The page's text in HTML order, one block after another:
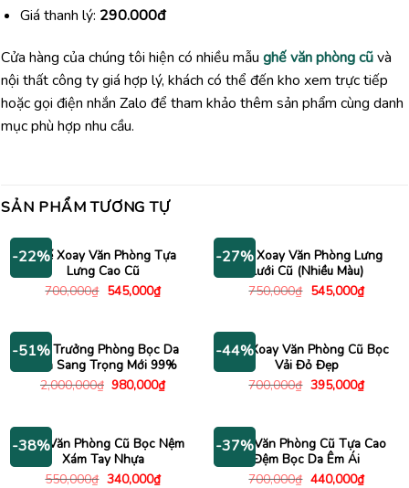
Giá thanh lý: 290.000đ
Cửa hàng của chúng tôi hiện có nhiều mẫu ghế văn phòng cũvà
nội thất công ty giá hợp lý, khách có thể đến kho xem trực tiếp
hoặc gọi điện nhắn Zalo để tham khảo thêm sản phẩm cùng danh
mục phù hợp nhu cầu.
SẢN PHẨM TƯƠNG TỰ
-22%Ghế Xoay Văn Phòng Tựa
Lưng Cao Cũ
700,000₫ Giá
545,000₫Giá
hiện
545,000₫.
-27%
Ghế Xoay Văn Phòng Lưng
Lưới Cũ (Nhiều Màu)
750,000₫ Giá
545,000₫Giá
hiện
-51%
Ghế Trưởng Phòng Bọc Da
Đen Sang Trọng Mới 99%
2,000,000₫ Giá
980,000₫Giá
hiện
980,000₫.
-44%
Ghế Xoay Văn Phòng Cũ Bọc
Vải Đỏ Đẹp
700,000₫ Giá
395,000₫Giá
hiện
-38%
Ghế Văn Phòng Cũ Bọc Nệm
Xám Tay Nhựa
550,000₫ Giá
340,000₫Giá
-37%
Ghế Văn Phòng Cũ Tựa Cao
Đệm Bọc Da Êm Ái
700,000₫ Giá
440,000₫Giá